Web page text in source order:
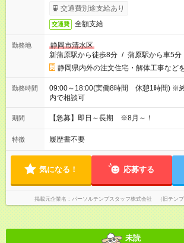
交通費別途支給あり
交通費 全額支給
勤務地
静岡市清水区
新蒲原駅から徒歩8分 / 蒲原駅から車5分
静岡県内外の注文住宅・解体工事など
勤務時間
09:00～18:00(実働8時間 休憩1時間) ※
内で相談可
期間 【急募】即日～長期 ※8月～！
特徴 履歴書不要
気になる！ 応募する
掲載元企業名 パーソルテンプスタッフ株式会社 （旧テンプ
未読